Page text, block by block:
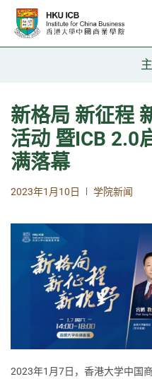
跳往主要内容
新格局 新征程
活动 暨ICB 2.0
满落幕
2023年1月10日 | 学院新闻
2023年1月7日，香港大学中国